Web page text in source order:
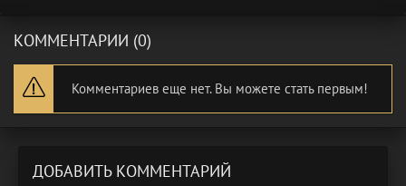
КОММЕНТАРИИ (0)
Комментариев еще нет. Вы можете стать первым!
ДОБАВИТЬ КОММЕНТАРИЙ